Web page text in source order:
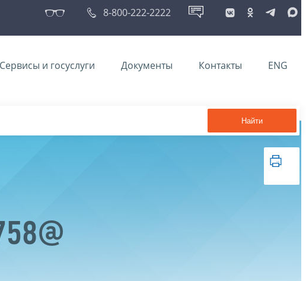
8-800-222-2222
Сервисы и госуслуги Документы Контакты ENG
Найти